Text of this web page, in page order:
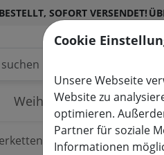
SOFORT VERSENDET!
Weihnachten
Cookie
Unsere Webseite
Website zu
optimieren.
Partner für soziale
Informationen